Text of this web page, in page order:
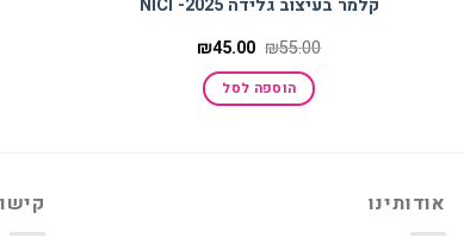
קלמר בעיצוב גלידה 2025- NICI
₪55.00 המחיר
היה:
₪55.00.
₪45.00 המחיר
הוספה לסל
אודותינו